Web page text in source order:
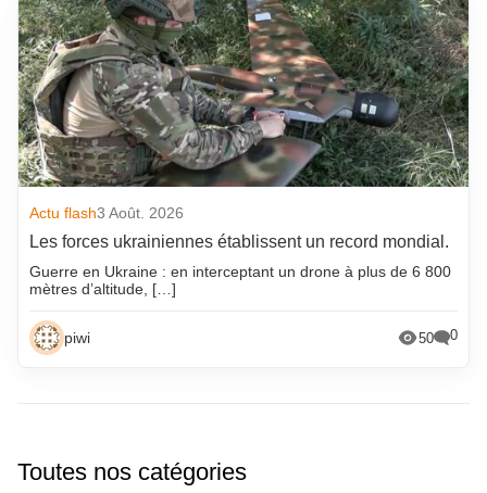
Actu flash3 Août. 2026
Les forces ukrainiennes établissent un record mondial.
Guerre en Ukraine : en interceptant un drone à plus de 6 800
mètres d’altitude, […]
piwi 50 0
Toutes nos catégories